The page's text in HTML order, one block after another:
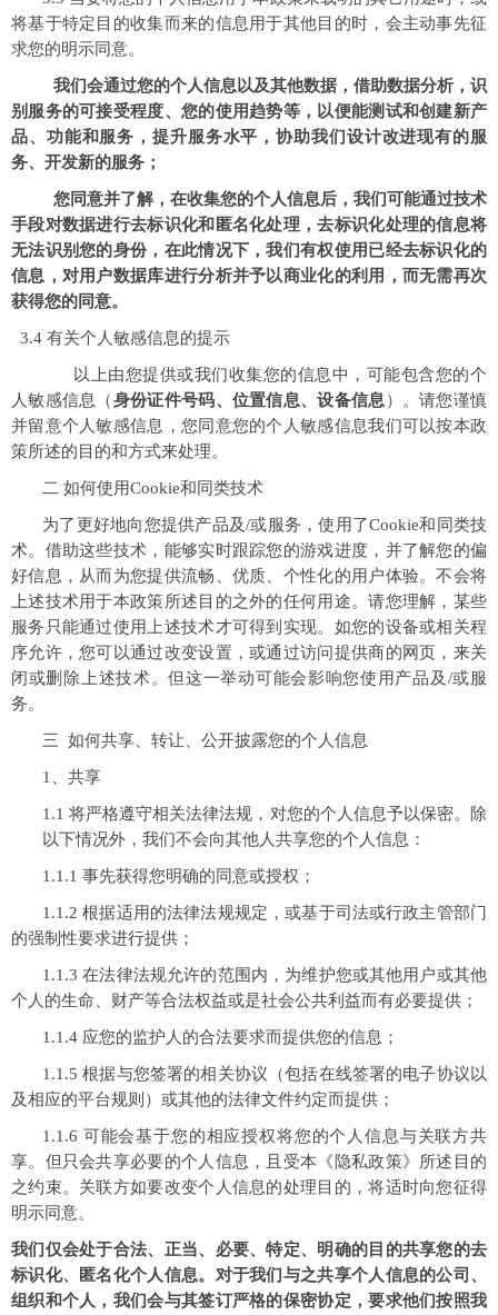
将基于特定目的收集而来的信息用于其他目的时，会主动事先征
求您的明示同意。
我们会通过您的个人信息以及其他数据，借助数据分析，识
别服务的可接受程度、您的使用趋势等，以便能测试和创建新产
品、功能和服务，提升服务水平，协助我们设计改进现有的服
务、开发新的服务；
您同意并了解，在收集您的个人信息后，我们可能通过技术
手段对数据进行去标识化和匿名化处理，去标识化处理的信息将
无法识别您的身份，在此情况下，我们有权使用已经去标识化的
信息，对用户数据库进行分析并予以商业化的利用，而无需再次
获得您的同意。
3.4 有关个人敏感信息的提示
以上由您提供或我们收集您的信息中，可能包含您的个
人敏感信息（身份证件号码、位置信息、设备信息 ）。请您谨慎
并留意个人敏感信息，您同意您的个人敏感信息我们可以按本政
策所述的目的和方式来处理。
二 如何使用Cookie和同类技术
为了更好地向您提供产品及/或服务，使用了Cookie和同类技
术。借助这些技术，能够实时跟踪您的游戏进度，并了解您的偏
好信息，从而为您提供流畅、优质、个性化的用户体验。不会将
上述技术用于本政策所述目的之外的任何用途。请您理解，某些
服务只能通过使用上述技术才可得到实现。如您的设备或相关程
序允许，您可以通过改变设置，或通过访问提供商的网页，来关
闭或删除上述技术。但这一举动可能会影响您使用产品及/或服
务。
三 如何共享、转让、公开披露您的个人信息
1、共享
1.1 将严格遵守相关法律法规，对您的个人信息予以保密。除
以下情况外，我们不会向其他人共享您的个人信息：
1.1.1 事先获得您明确的同意或授权；
1.1.2 根据适用的法律法规规定，或基于司法或行政主管部门
的强制性要求进行提供；
1.1.3 在法律法规允许的范围内，为维护您或其他用户或其他
个人的生命、财产等合法权益或是社会公共利益而有必要提供；
1.1.4 应您的监护人的合法要求而提供您的信息；
1.1.5 根据与您签署的相关协议（包括在线签署的电子协议以
及相应的平台规则）或其他的法律文件约定而提供；
1.1.6 可能会基于您的相应授权将您的个人信息与关联方共
享。但只会共享必要的个人信息，且受本《隐私政策》所述目的
之约束。关联方如要改变个人信息的处理目的，将适时向您征得
明示同意。
我们仅会处于合法、正当、必要、特定、明确的目的共享您的去
标识化、匿名化个人信息。对于我们与之共享个人信息的公司、
组织和个人，我们会与其签订严格的保密协定，要求他们按照我